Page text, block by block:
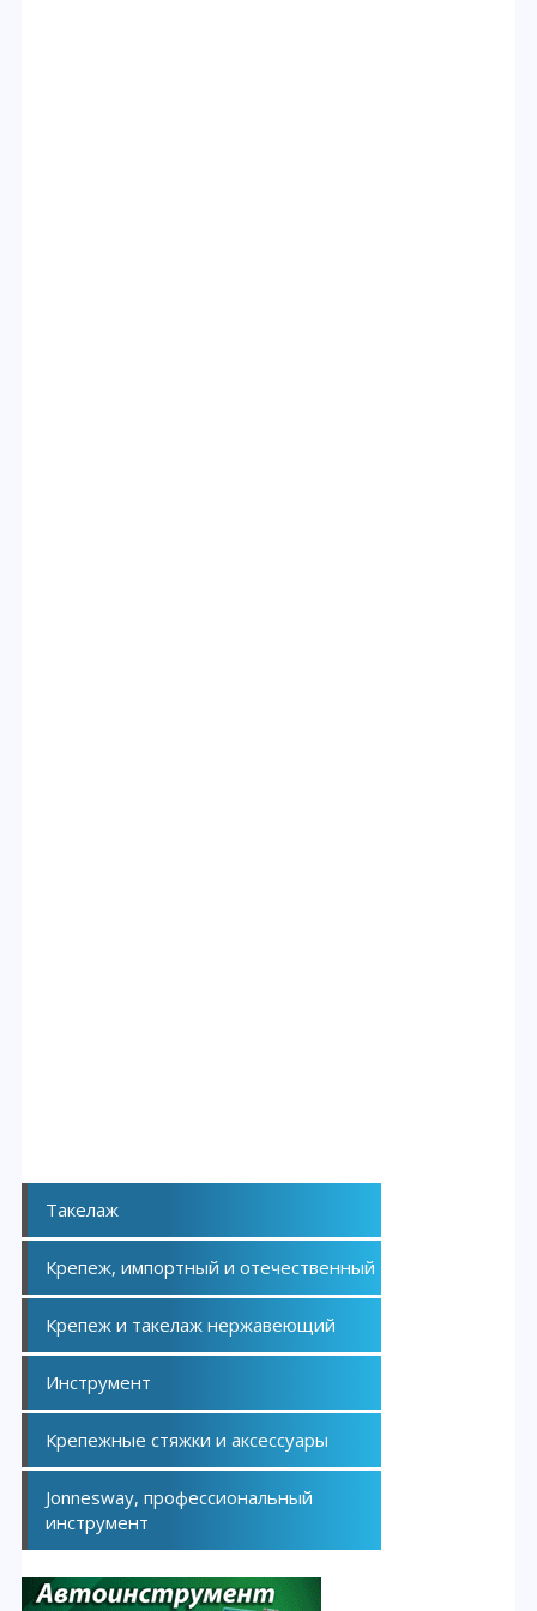
Такелаж
Крепеж, импортный и отечественный
Крепеж и такелаж нержавеющий
Инструмент
Крепежные стяжки и аксессуары
Jonnesway, профессиональный
инструмент